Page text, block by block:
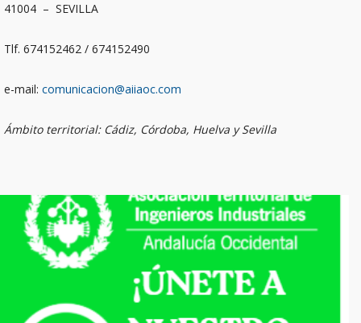
41004 – SEVILLA
Tlf. 674152462 / 674152490
e-mail: comunicacion@aiiaoc.com
Ámbito territorial: Cádiz, Córdoba, Huelva y Sevilla